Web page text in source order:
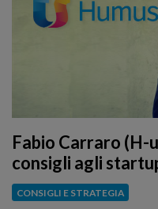
Fabio Carraro (H-
consigli agli
CONSIGLI E STRATEGIA